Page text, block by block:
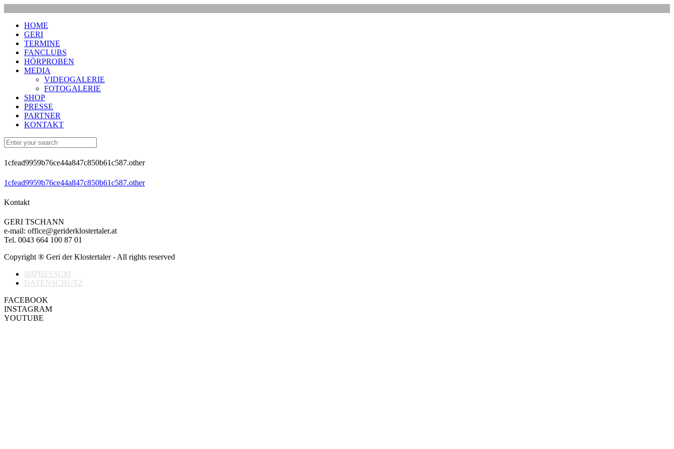
HOME
GERI
TERMINE
FANCLUBS
HÖRPROBEN
MEDIA
VIDEOGALERIE
FOTOGALERIE
SHOP
PRESSE
PARTNER
KONTAKT
1cfead9959b76ce44a847c850b61c587.other
1cfead9959b76ce44a847c850b61c587.other
Kontakt
GERI TSCHANN
e-mail: office@geriderklostertaler.at
Tel. 0043 664 100 87 01
Copyright ® Geri der Klostertaler - All rights reserved
IMPRESSUM
DATENSCHUTZ
FACEBOOK
INSTAGRAM
YOUTUBE